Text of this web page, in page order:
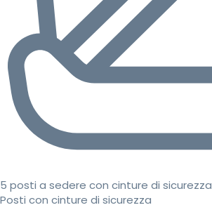
5 posti a sedere con cinture di sicurezza
Posti con cinture di sicurezza